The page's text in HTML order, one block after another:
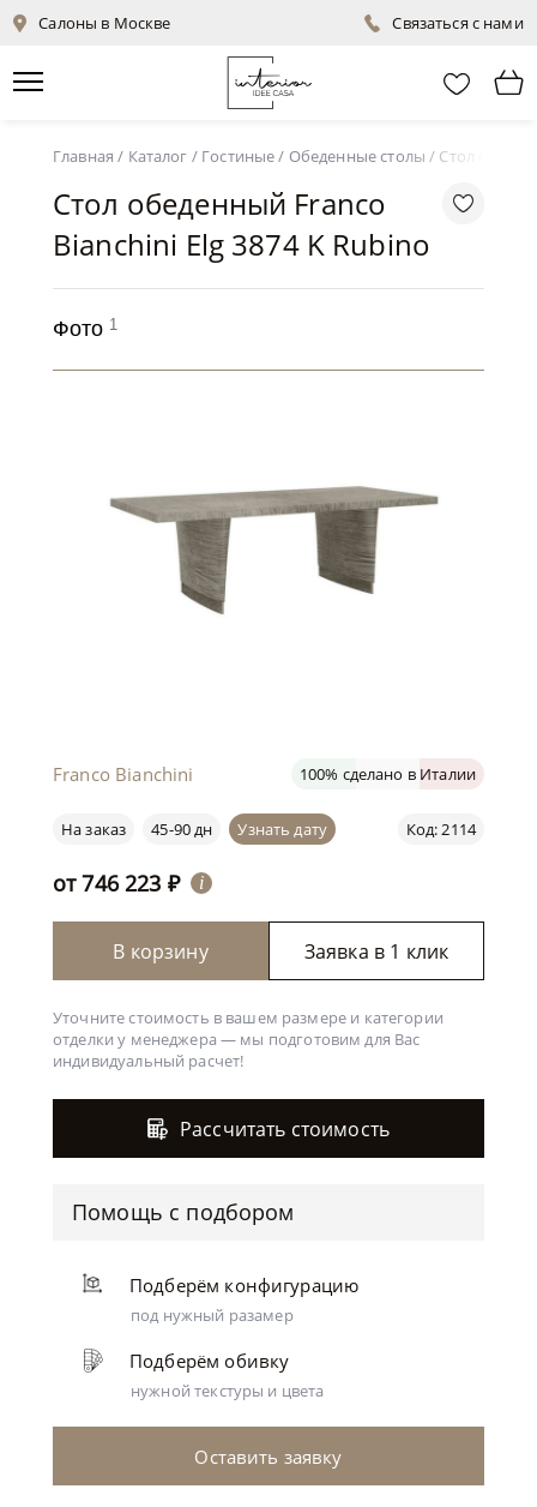
Салоны в Москве Связаться с нами
Главная / Каталог / Гостиные/ Обеденные столы / Стол
Стол обеденный Franco
Bianchini Elg 3874 K Rubino
Фото 1
Franco Bianchini 100% сделано в Италии
Код: 2114
На заказ 45-90 дн Узнать дату
от746 223 ₽ i
В корзину Заявка в 1 клик
Уточните стоимость в вашем размере и категории
отделки у менеджера — мы подготовим для Вас
индивидуальный расчет!
Рассчитать стоимость
Помощь с подбором
Подберём конфигурацию
под нужный разамер
Подберём обивку
нужной текстуры и цвета
Оставить заявку